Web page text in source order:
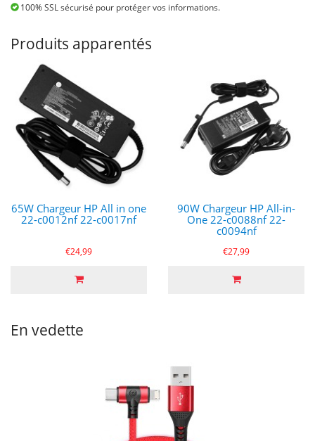
100% SSL sécurisé pour protéger vos informations.
Produits apparentés
65W Chargeur HP All in one
22-c0012nf 22-c0017nf
€24,99
90W Chargeur HP All-in-
One 22-c0088nf 22-
c0094nf
€27,99
En vedette